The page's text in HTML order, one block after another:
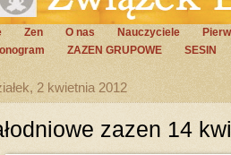
Zen O nas Nauczyciele
ZAZEN GRUPOWE SESIN
2 kwietnia 2012
zazen 14